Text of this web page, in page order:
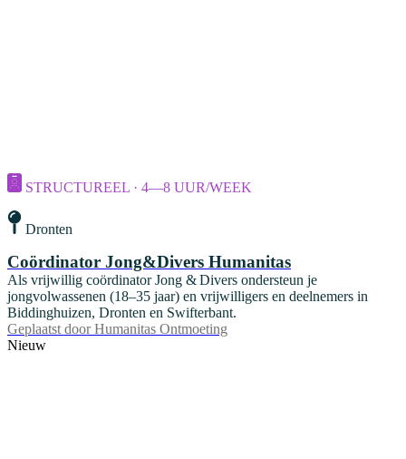
STRUCTUREEL · 4—8 UUR/WEEK
Dronten
Coördinator Jong&Divers Humanitas
Als vrijwillig coördinator Jong & Divers ondersteun je
jongvolwassenen (18–35 jaar) en vrijwilligers en deelnemers in
Biddinghuizen, Dronten en Swifterbant.
Geplaatst door Humanitas Ontmoeting
Nieuw